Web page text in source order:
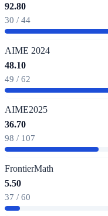
92.80
30 / 44
AIME 2024
48.10
49 / 62
AIME2025
36.70
98 / 107
FrontierMath
5.50
37 / 60